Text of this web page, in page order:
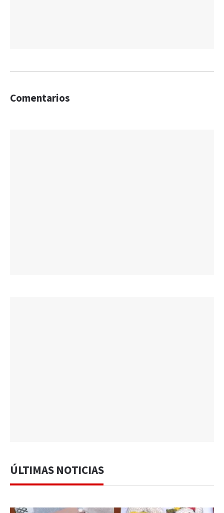
Comentarios
ÚLTIMAS NOTICIAS